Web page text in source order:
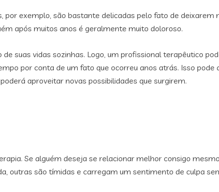
exemplo, são bastante delicadas pelo fato de
após muitos anos é geralmente muito doloroso.
suas vidas sozinhas. Logo, um profissional terapêutico
por conta de um fato que ocorreu anos atrás. Isso
aproveitar novas possibilidades que surgirem.
Se alguém deseja se relacionar melhor consigo
outras são tímidas e carregam um sentimento de culpa